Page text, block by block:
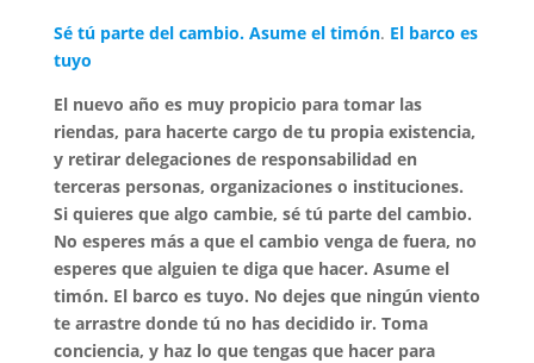
Sé tú parte del cambio. Asume el timón. El barco es
tuyo
El nuevo año es muy propicio para tomar las
riendas, para hacerte cargo de tu propia existencia,
y retirar delegaciones de responsabilidad en
terceras personas, organizaciones o instituciones.
Si quieres que algo cambie, sé tú parte del cambio.
No esperes más a que el cambio venga de fuera, no
esperes que alguien te diga que hacer. Asume el
timón. El barco es tuyo. No dejes que ningún viento
te arrastre donde tú no has decidido ir. Toma
conciencia, y haz lo que tengas que hacer para